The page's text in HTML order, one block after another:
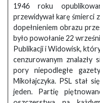
1946 roku
przewidywał karę śmierci
dopełnieniem obrazu
było powołanie 22
Publikacji i Widowisk,
cenzurowanym znalazły
pory niepodległe
Mikołajczyka. PSL stał
jeden. Partię